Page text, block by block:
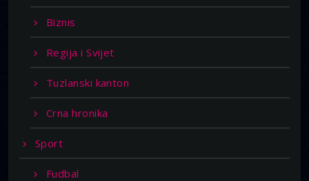
Biznis
Regija i Svijet
Tuzlanski kanton
Crna hronika
Sport
Fudbal